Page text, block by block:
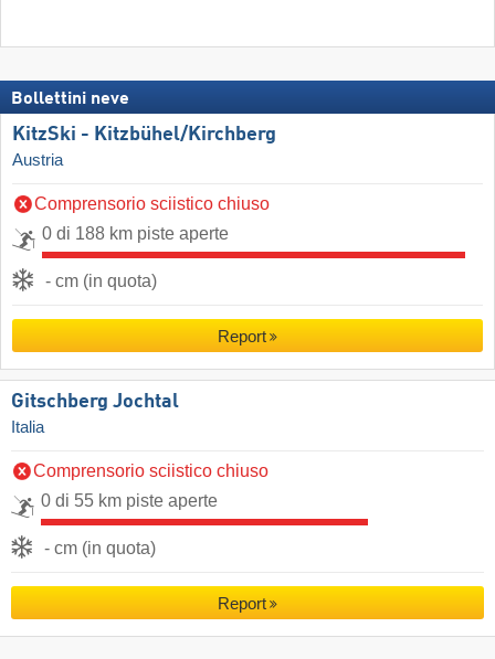
Bollettini neve
KitzSki - Kitzbühel/​Kirchberg
Austria
Comprensorio sciistico chiuso
0 di 188 km piste aperte
- cm (in quota)
Report
Gitschberg Jochtal
Italia
Comprensorio sciistico chiuso
0 di 55 km piste aperte
- cm (in quota)
Report